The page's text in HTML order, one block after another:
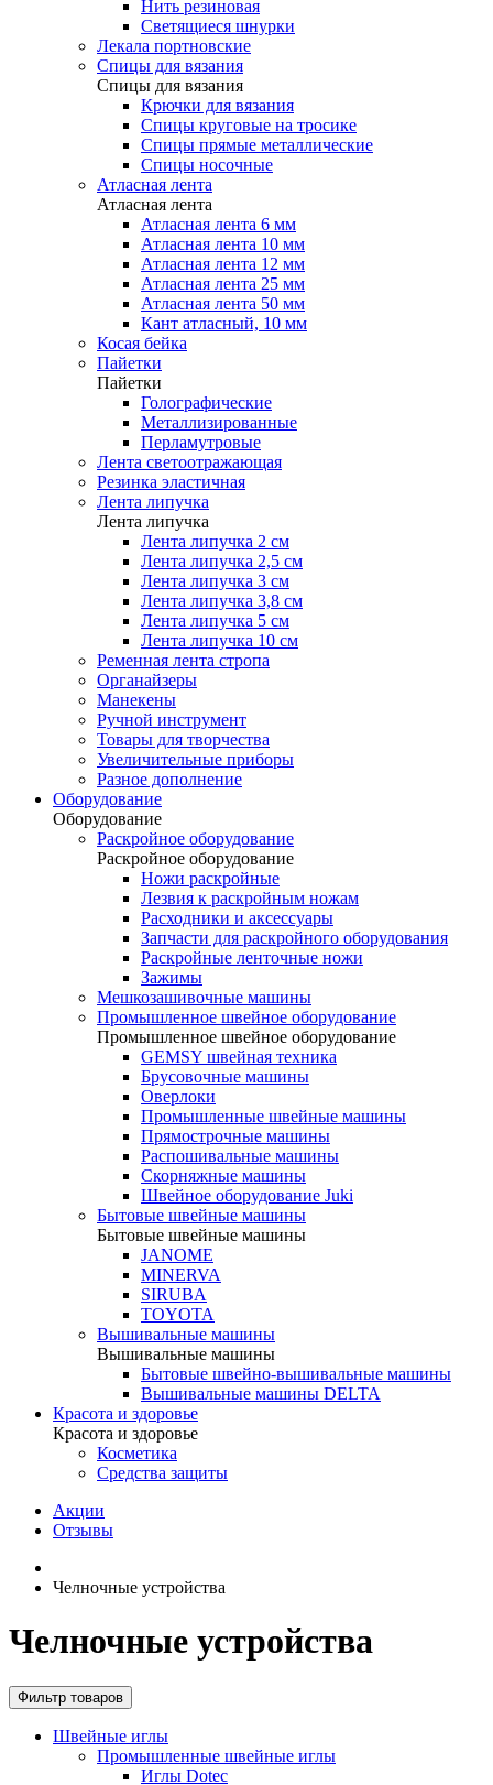
Нить резиновая
Светящиеся шнурки
Лекала портновские
Спицы для вязания
Спицы для вязания
Крючки для вязания
Спицы круговые на тросике
Спицы прямые металлические
Спицы носочные
Атласная лента
Атласная лента
Атласная лента 6 мм
Атласная лента 10 мм
Атласная лента 12 мм
Атласная лента 25 мм
Атласная лента 50 мм
Кант атласный, 10 мм
Косая бейка
Пайетки
Пайетки
Голографические
Металлизированные
Перламутровые
Лента светоотражающая
Резинка эластичная
Лента липучка
Лента липучка
Лента липучка 2 см
Лента липучка 2,5 см
Лента липучка 3 см
Лента липучка 3,8 см
Лента липучка 5 см
Лента липучка 10 см
Ременная лента стропа
Органайзеры
Манекены
Ручной инструмент
Товары для творчества
Увеличительные приборы
Разное дополнение
Оборудование
Оборудование
Раскройное оборудование
Раскройное оборудование
Ножи раскройные
Лезвия к раскройным ножам
Расходники и аксессуары
Запчасти для раскройного оборудования
Раскройные ленточные ножи
Зажимы
Мешкозашивочные машины
Промышленное швейное оборудование
Промышленное швейное оборудование
GEMSY швейная техника
Брусовочные машины
Оверлоки
Промышленные швейные машины
Прямострочные машины
Распошивальные машины
Скорняжные машины
Швейное оборудование Juki
Бытовые швейные машины
Бытовые швейные машины
JANOME
MINERVA
SIRUBA
TOYOTA
Вышивальные машины
Вышивальные машины
Бытовые швейно-вышивальные машины
Вышивальные машины DELTA
Красота и здоровье
Красота и здоровье
Косметика
Средства защиты
Акции
Отзывы
Челночные устройства
Челночные устройства
Фильтр товаров
Швейные иглы
Промышленные швейные иглы
Иглы Dotec